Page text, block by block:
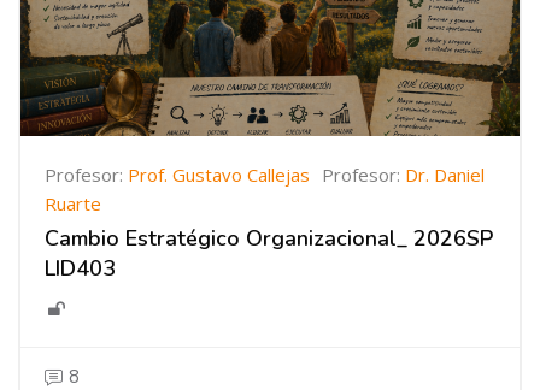
Profesor: Prof. Gustavo Callejas Profesor: Dr. Daniel
Ruarte
Cambio Estratégico Organizacional_ 2026SP
LID403
8